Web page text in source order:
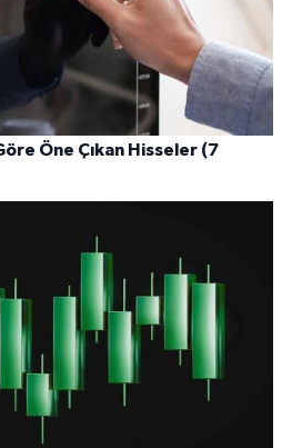
Öne Çıkan Hisseler (7